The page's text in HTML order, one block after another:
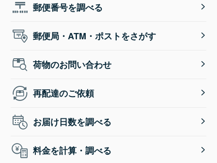
郵便番号を調べる
郵便局・ATM・ポストをさがす
荷物のお問い合わせ
再配達のご依頼
お届け日数を調べる
料金を計算・調べる